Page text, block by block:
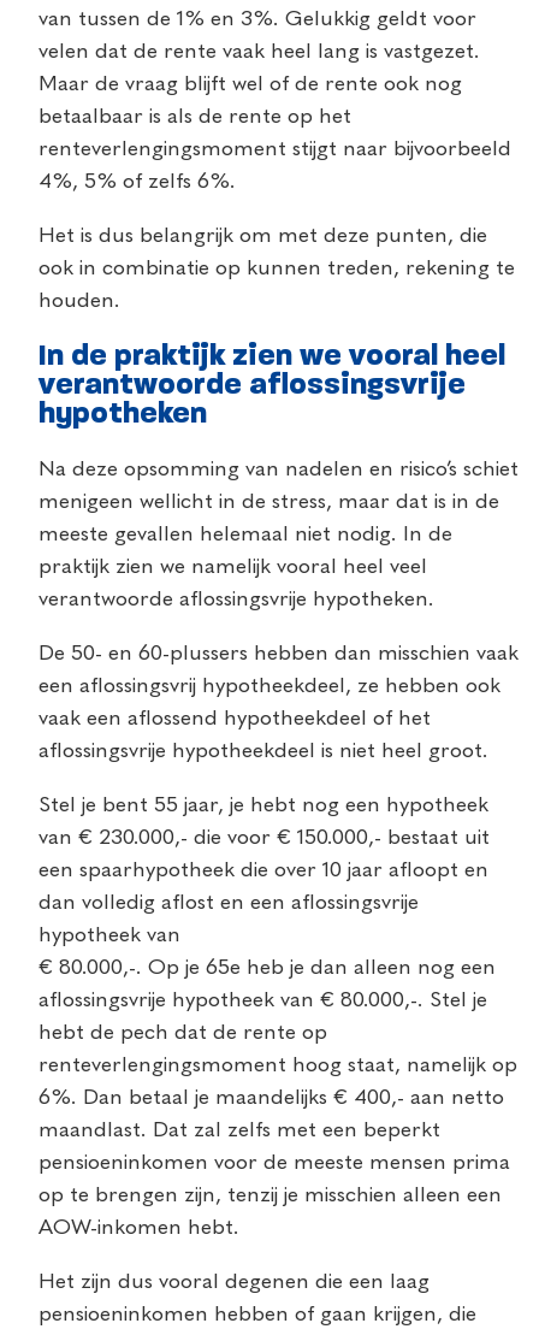
van tussen de 1% en 3%. Gelukkig geldt voor
velen dat de rente vaak heel lang is vastgezet.
Maar de vraag blijft wel of de rente ook nog
betaalbaar is als de rente op het
renteverlengingsmoment stijgt naar bijvoorbeeld
4%, 5% of zelfs 6%.
Het is dus belangrijk om met deze punten, die
ook in combinatie op kunnen treden, rekening te
houden.
In de praktijk zien we vooral heel
verantwoorde aflossingsvrije
hypotheken
Na deze opsomming van nadelen en risico’s schiet
menigeen wellicht in de stress, maar dat is in de
meeste gevallen helemaal niet nodig. In de
praktijk zien we namelijk vooral heel veel
verantwoorde aflossingsvrije hypotheken.
De 50- en 60-plussers hebben dan misschien vaak
een aflossingsvrij hypotheekdeel, ze hebben ook
vaak een aflossend hypotheekdeel of het
aflossingsvrije hypotheekdeel is niet heel groot.
Stel je bent 55 jaar, je hebt nog een hypotheek
van € 230.000,- die voor € 150.000,- bestaat uit
een spaarhypotheek die over 10 jaar afloopt en
dan volledig aflost en een aflossingsvrije
hypotheek van
€ 80.000,-. Op je 65e heb je dan alleen nog een
aflossingsvrije hypotheek van € 80.000,-. Stel je
hebt de pech dat de rente op
renteverlengingsmoment hoog staat, namelijk op
6%. Dan betaal je maandelijks € 400,- aan netto
maandlast. Dat zal zelfs met een beperkt
pensioeninkomen voor de meeste mensen prima
op te brengen zijn, tenzij je misschien alleen een
AOW-inkomen hebt.
Het zijn dus vooral degenen die een laag
pensioeninkomen hebben of gaan krijgen, die